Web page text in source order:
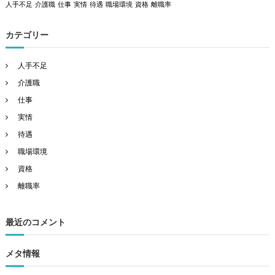
人手不足 介護職 仕事 実情 待遇 職場環境 資格 離職率
カテゴリー
人手不足
介護職
仕事
実情
待遇
職場環境
資格
離職率
最近のコメント
メタ情報